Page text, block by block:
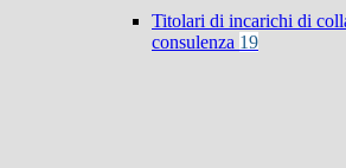
Titolari di incarichi di
consulenza 19